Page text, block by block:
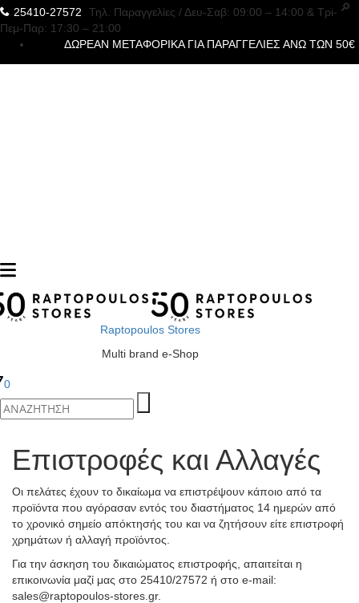
25410-27572 Τηλ. Παραγγελίες / Δευ-Σαβ: 09:00 – 14:00 & Τρi-
Πεμ-Παρ: 17:30 – 21:00
ΔΩΡΕΑΝ ΜΕΤΑΦΟΡΙΚΑ ΓΙΑ ΠΑΡΑΓΓΕΛΙΕΣ ΑΝΩ ΤΩΝ 50€
Raptopoulos Stores
Multi brand e-Shop
0
Επιστροφές και Αλλαγές
Οι πελάτες έχουν το δικαίωμα να επιστρέψουν κάποιο από τα
προϊόντα που αγόρασαν εντός του διαστήματος 14 ημερών από
το χρονικό σημείο απόκτησής του και να ζητήσουν είτε επιστροφή
χρημάτων ή αλλαγή προϊόντος.
Για την άσκηση του δικαιώματος επιστροφής, απαιτείται η
επικοινωνία μαζί μας στο 25410/27572 ή στο e-mail:
sales@raptopoulos-stores.gr.